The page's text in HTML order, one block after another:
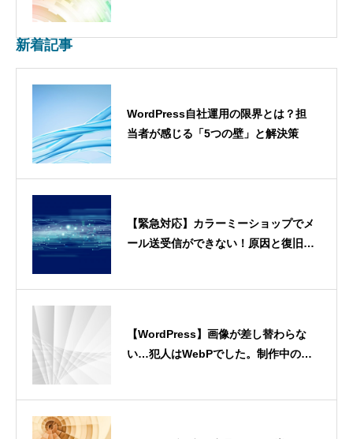
新着記事
WordPress自社運用の限界とは？担
当者が感じる「5つの壁」と解決策
【緊急対応】カラーミーショップでメ
ール送受信ができない！原因と復旧手
【WordPress】画像が差し替わらな
い…犯人はWebPでした。制作中の